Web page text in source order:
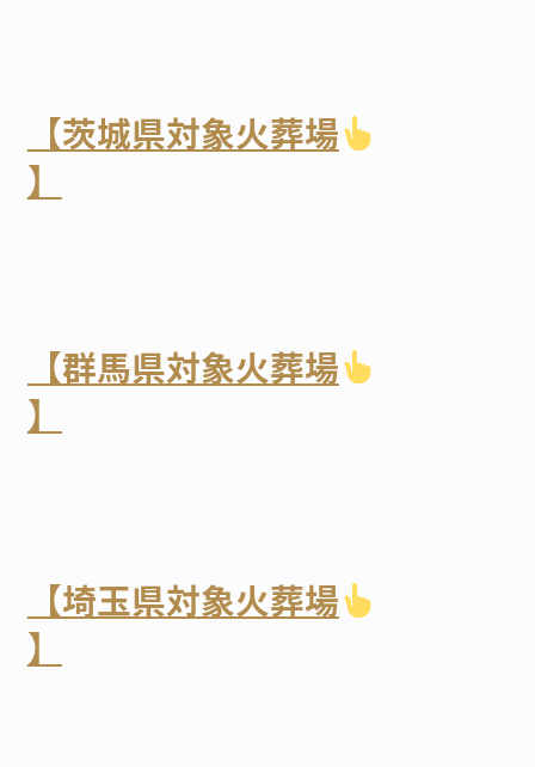
【茨城県対象火葬場
】
【群馬県対象火葬場
】
【埼玉県対象火葬場
】